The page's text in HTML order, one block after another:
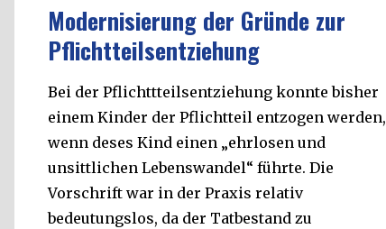
Modernisierung der Gründe zur
Pflichtteilsentziehung
Bei der Pflichttteilsentziehung konnte bisher
einem Kinder der Pflichtteil entzogen werden,
wenn deses Kind einen „ehrlosen und
unsittlichen Lebenswandel“ führte. Die
Vorschrift war in der Praxis relativ
bedeutungslos, da der Tatbestand zu